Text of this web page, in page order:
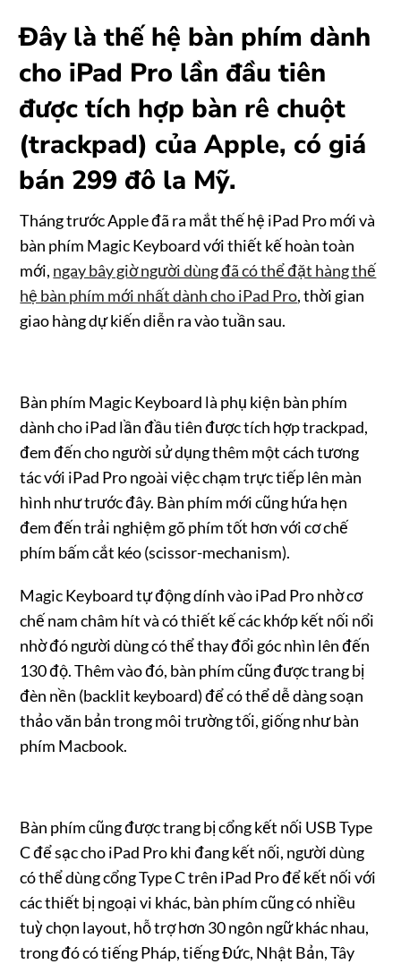
Đây là thế hệ bàn phím dành
cho iPad Pro lần đầu tiên
được tích hợp bàn rê chuột
(trackpad) của Apple, có giá
bán 299 đô la Mỹ.
Tháng trước Apple đã ra mắt thế hệ iPad Pro mới và
bàn phím Magic Keyboard với thiết kế hoàn toàn
mới, ngay bây giờ người dùng đã có thể đặt hàng thế
hệ bàn phím mới nhất dành cho iPad Pro, thời gian
giao hàng dự kiến diễn ra vào tuần sau.
Bàn phím Magic Keyboard là phụ kiện bàn phím
dành cho iPad lần đầu tiên được tích hợp trackpad,
đem đến cho người sử dụng thêm một cách tương
tác với iPad Pro ngoài việc chạm trực tiếp lên màn
hình như trước đây. Bàn phím mới cũng hứa hẹn
đem đến trải nghiệm gõ phím tốt hơn với cơ chế
phím bấm cắt kéo (scissor-mechanism).
Magic Keyboard tự động dính vào iPad Pro nhờ cơ
chế nam châm hít và có thiết kế các khớp kết nối nổi
nhờ đó người dùng có thể thay đổi góc nhìn lên đến
130 độ. Thêm vào đó, bàn phím cũng được trang bị
đèn nền (backlit keyboard) để có thể dễ dàng soạn
thảo văn bản trong môi trường tối, giống như bàn
phím Macbook.
Bàn phím cũng được trang bị cổng kết nối USB Type
C để sạc cho iPad Pro khi đang kết nối, người dùng
có thể dùng cổng Type C trên iPad Pro để kết nối với
các thiết bị ngoại vi khác, bàn phím cũng có nhiều
tuỳ chọn layout, hỗ trợ hơn 30 ngôn ngữ khác nhau,
trong đó có tiếng Pháp, tiếng Đức, Nhật Bản, Tây